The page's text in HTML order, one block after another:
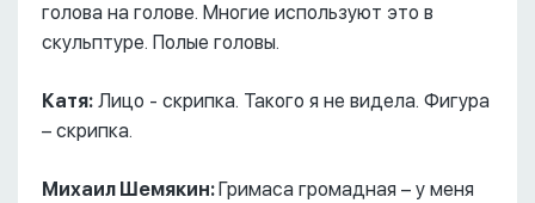
голова на голове. Многие используют это в
скульптуре. Полые головы.
Катя: Лицо - скрипка. Такого я не видела. Фигура
– скрипка.
Михаил Шемякин: Гримаса громадная – у меня